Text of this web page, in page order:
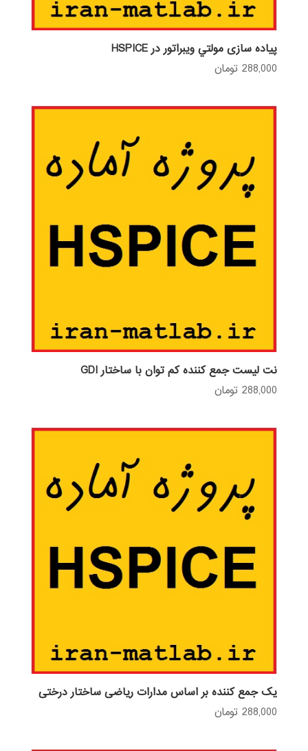
پیاده سازی مولتي ويبراتور در HSPICE
288,000 تومان
نت لیست جمع کننده کم توان با ساختار GDI
288,000 تومان
یک جمع کننده بر اساس مدارات ریاضی ساختار درختی
288,000 تومان